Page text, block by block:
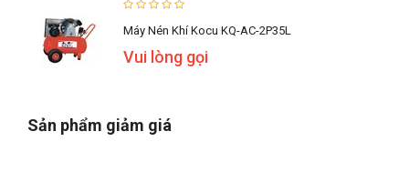
Máy Nén Khí Kocu KQ-AC-2P35L
Vui lòng gọi
Sản phẩm giảm giá